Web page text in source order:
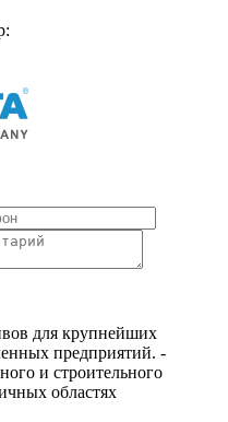
для крупнейших
предприятий. -
и строительного
областях